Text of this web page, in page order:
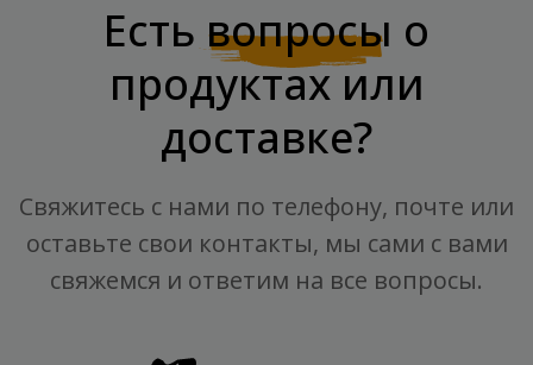
Есть вопросы о
продуктах или
доставке?
Свяжитесь с нами по телефону, почте или
оставьте свои контакты, мы сами с вами
свяжемся и ответим на все вопросы.